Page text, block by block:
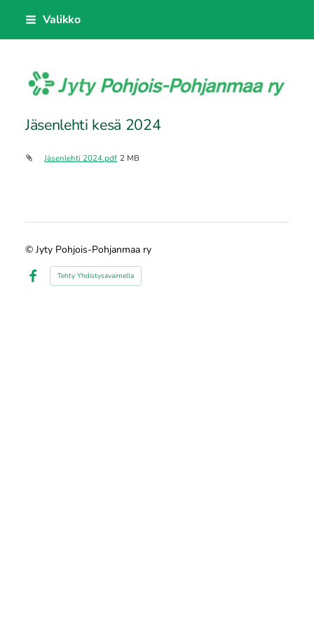
sisältöön
Valikko
Jyty Pohjois-Pohjanmaa ry
Jäsenlehti kesä 2024
Jäsenlehti 2024.pdf 2 MB
© Jyty Pohjois-Pohjanmaa ry
Facebook
Tehty Yhdistysavaimella